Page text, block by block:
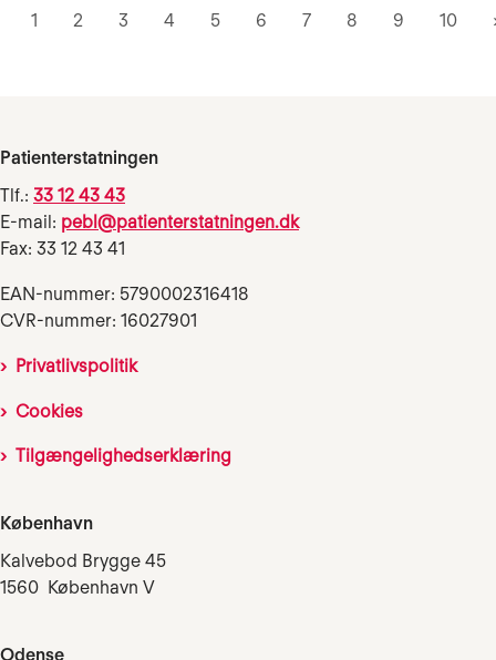
1 2 3 4 5 6 7 8 9 10
Patienterstatningen
Tlf.: 33 12 43 43
E-mail: pebl@patienterstatningen.dk
Fax: 33 12 43 41
EAN-nummer: 5790002316418
CVR-nummer: 16027901
Privatlivspolitik
Cookies
Tilgængelighedserklæring
København
Kalvebod Brygge 45
1560 København V
Odense